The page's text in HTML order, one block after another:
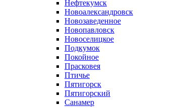
Нефтекумск
Новоалександровск
Новозаведенное
Новопавловск
Новоселицкое
Подкумок
Покойное
Прасковея
Птичье
Пятигорск
Пятигорский
Санамер